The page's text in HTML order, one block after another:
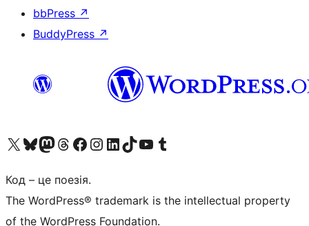
bbPress ↗
BuddyPress ↗
Visit our X (formerly Twitter) account
Visit our Bluesky account
Завітайте до нашої стрічки в Mastodon
Visit our Threads account
Завітайте на нашу сторінку в Facebook
Visit our Instagram account
Visit our LinkedIn account
Visit our TikTok account
Visit our YouTube channel
Visit our Tumblr account
Код – це поезія.
The WordPress® trademark is the intellectual property
of the WordPress Foundation.